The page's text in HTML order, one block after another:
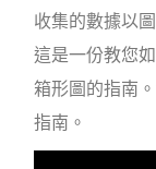
收集的數據以
這是一份教您
箱形圖的指南
指南。